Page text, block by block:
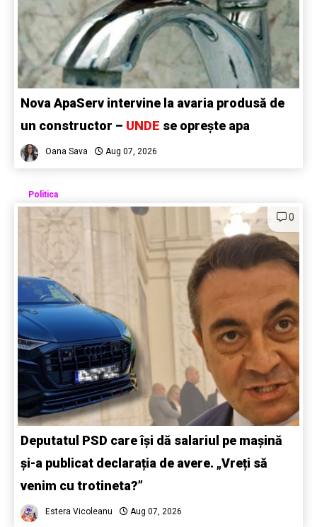
Nova ApaServ intervine la avaria produsă de
un constructor – UNDE se oprește apa
Oana Sava Aug 07, 2026
Politica
0
Deputatul PSD care își dă salariul pe mașină
și-a publicat declarația de avere. „Vreți să
venim cu trotineta?”
Estera Vicoleanu Aug 07, 2026